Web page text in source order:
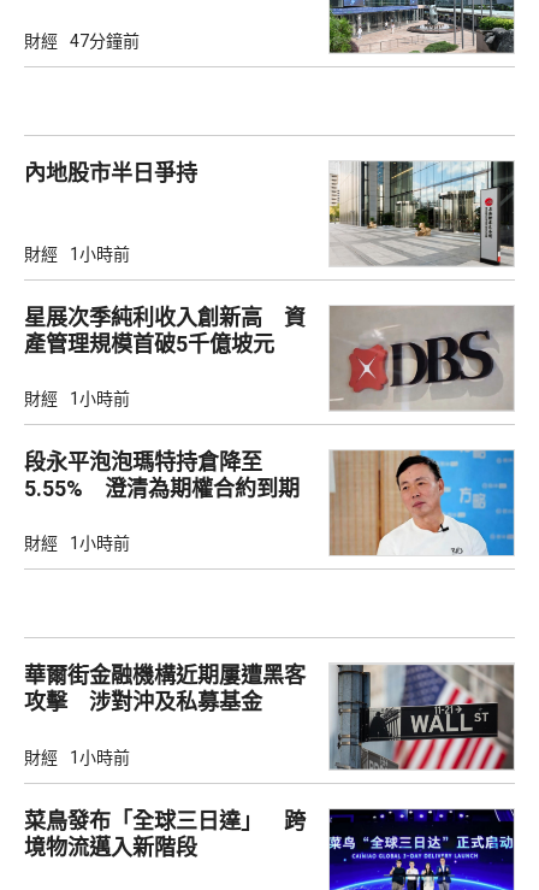
財經 47分鐘前
內地股市半日爭持
財經 1小時前
星展次季純利收入創新高 資
產管理規模首破5千億坡元
財經 1小時前
段永平泡泡瑪特持倉降至
5.55% 澄清為期權合約到期
財經 1小時前
華爾街金融機構近期屢遭黑客
攻擊 涉對沖及私募基金
財經 1小時前
菜鳥發布「全球三日達」 跨
境物流邁入新階段